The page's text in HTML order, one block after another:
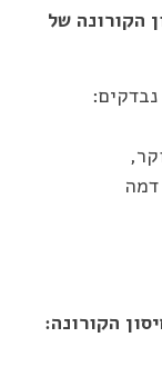
הקורונה של
הקורונה: